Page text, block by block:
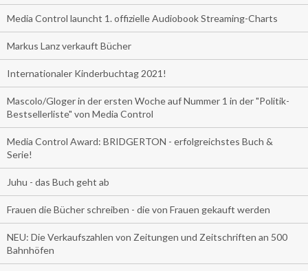
Media Control launcht 1. offizielle Audiobook Streaming-Charts
Markus Lanz verkauft Bücher
Internationaler Kinderbuchtag 2021!
Mascolo/Gloger in der ersten Woche auf Nummer 1 in der "Politik-
Bestsellerliste" von Media Control
Media Control Award: BRIDGERTON - erfolgreichstes Buch &
Serie!
Juhu - das Buch geht ab
Frauen die Bücher schreiben - die von Frauen gekauft werden
NEU: Die Verkaufszahlen von Zeitungen und Zeitschriften an 500
Bahnhöfen